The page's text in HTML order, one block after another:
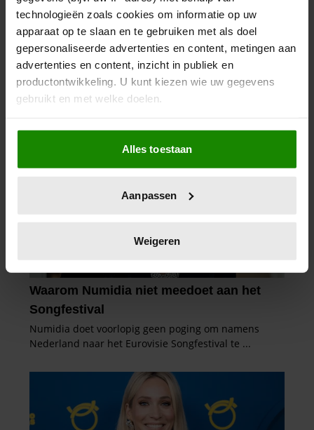
technologieën zoals cookies om informatie op uw
apparaat op te slaan en te gebruiken met als doel
gepersonaliseerde advertenties en content, metingen aan
advertenties en content, inzicht in publiek en
productontwikkeling. U kunt kiezen wie uw gegevens
gebruikt en met welke doelen.
Als u het toestaat, willen we ook graag:
Informatie verzamelen over uw geografische
locatie, die tot een paar meter nauwkeurig kan zijn
scannen op specifieke eigenschappen (fingerprinting)
verwerkt en stel uw voorkeuren in het
intrekken in de Cookieverklaring.
We gebruiken cookies om content en advertenties te
personaliseren, om functies voor social media te bieden
en om ons websiteverkeer te analyseren. Ook delen we
partners voor social media, adverteren en analyse. Deze
partners kunnen deze gegevens combineren met andere
informatie die u aan ze heeft verstrekt of die ze hebben
verzameld op basis van uw gebruik van hun services. U
Alles toestaan
Aanpassen
Weigeren